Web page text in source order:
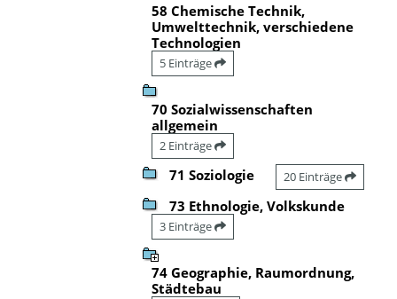
58 Chemische Technik,
Umwelttechnik, verschiedene
Technologien
5 Einträge
70 Sozialwissenschaften
allgemein
2 Einträge
71 Soziologie 20 Einträge
73 Ethnologie, Volkskunde
3 Einträge
74 Geographie, Raumordnung,
Städtebau